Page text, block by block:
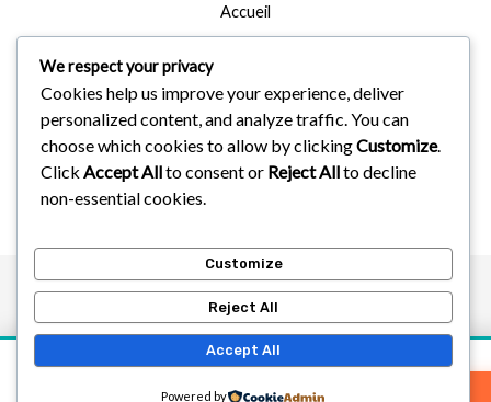
Devis gratuit
Accueil
À Propos
Services
Droit d'Auteur © 2026
We respect your privacy
Cookies help us improve your experience, deliver
personalized content, and analyze traffic. You can
choose which cookies to allow by clickingCustomize.
Click Accept Allto consent or Reject Allto decline
non-essential cookies.
Customize
Reject All
Accept All
Powered by